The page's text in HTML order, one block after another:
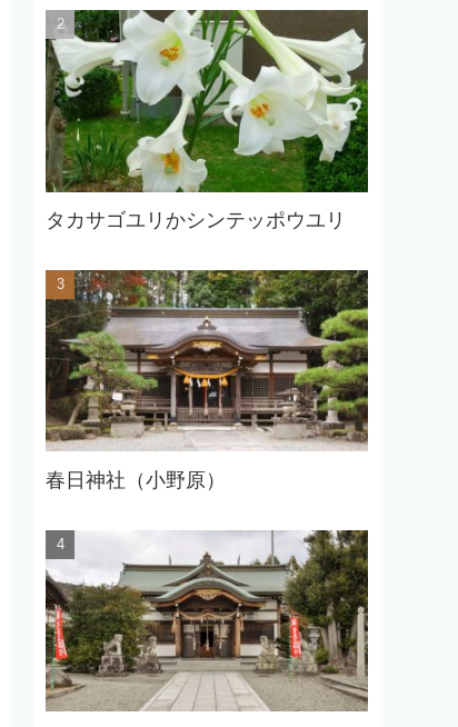
タカサゴユリかシンテッポウユリ
春日神社（小野原）